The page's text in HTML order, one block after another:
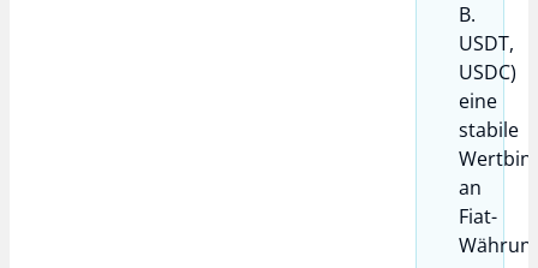
B.
USDT,
USDC)
eine
stabile
an
Fiat-